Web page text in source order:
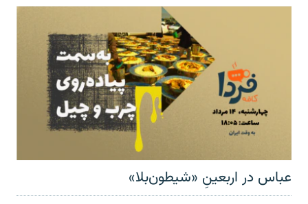
عباس در اربعینِ «شیطون‌بلا»